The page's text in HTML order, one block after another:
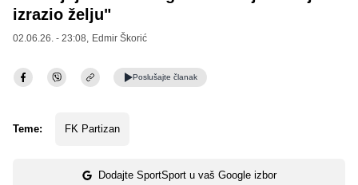
izrazio želju"
02.06.26. - 23:08, Edmir Škorić
Poslušajte članak
Teme: FK Partizan
Dodajte SportSport u vaš Google izbor